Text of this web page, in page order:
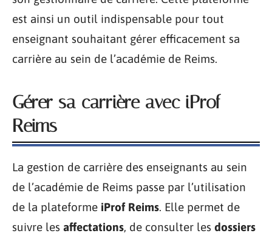
est ainsi un outil indispensable pour tout
enseignant souhaitant gérer efficacement sa
carrière au sein de l’académie de Reims.
Gérer sa carrière avec iProf
Reims
La gestion de carrière des enseignants au sein
de l’académie de Reims passe par l’utilisation
de la plateforme iProf Reims. Elle permet de
suivre les affectations, de consulter les dossiers